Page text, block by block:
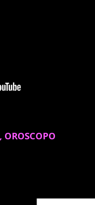
OROSCOPO